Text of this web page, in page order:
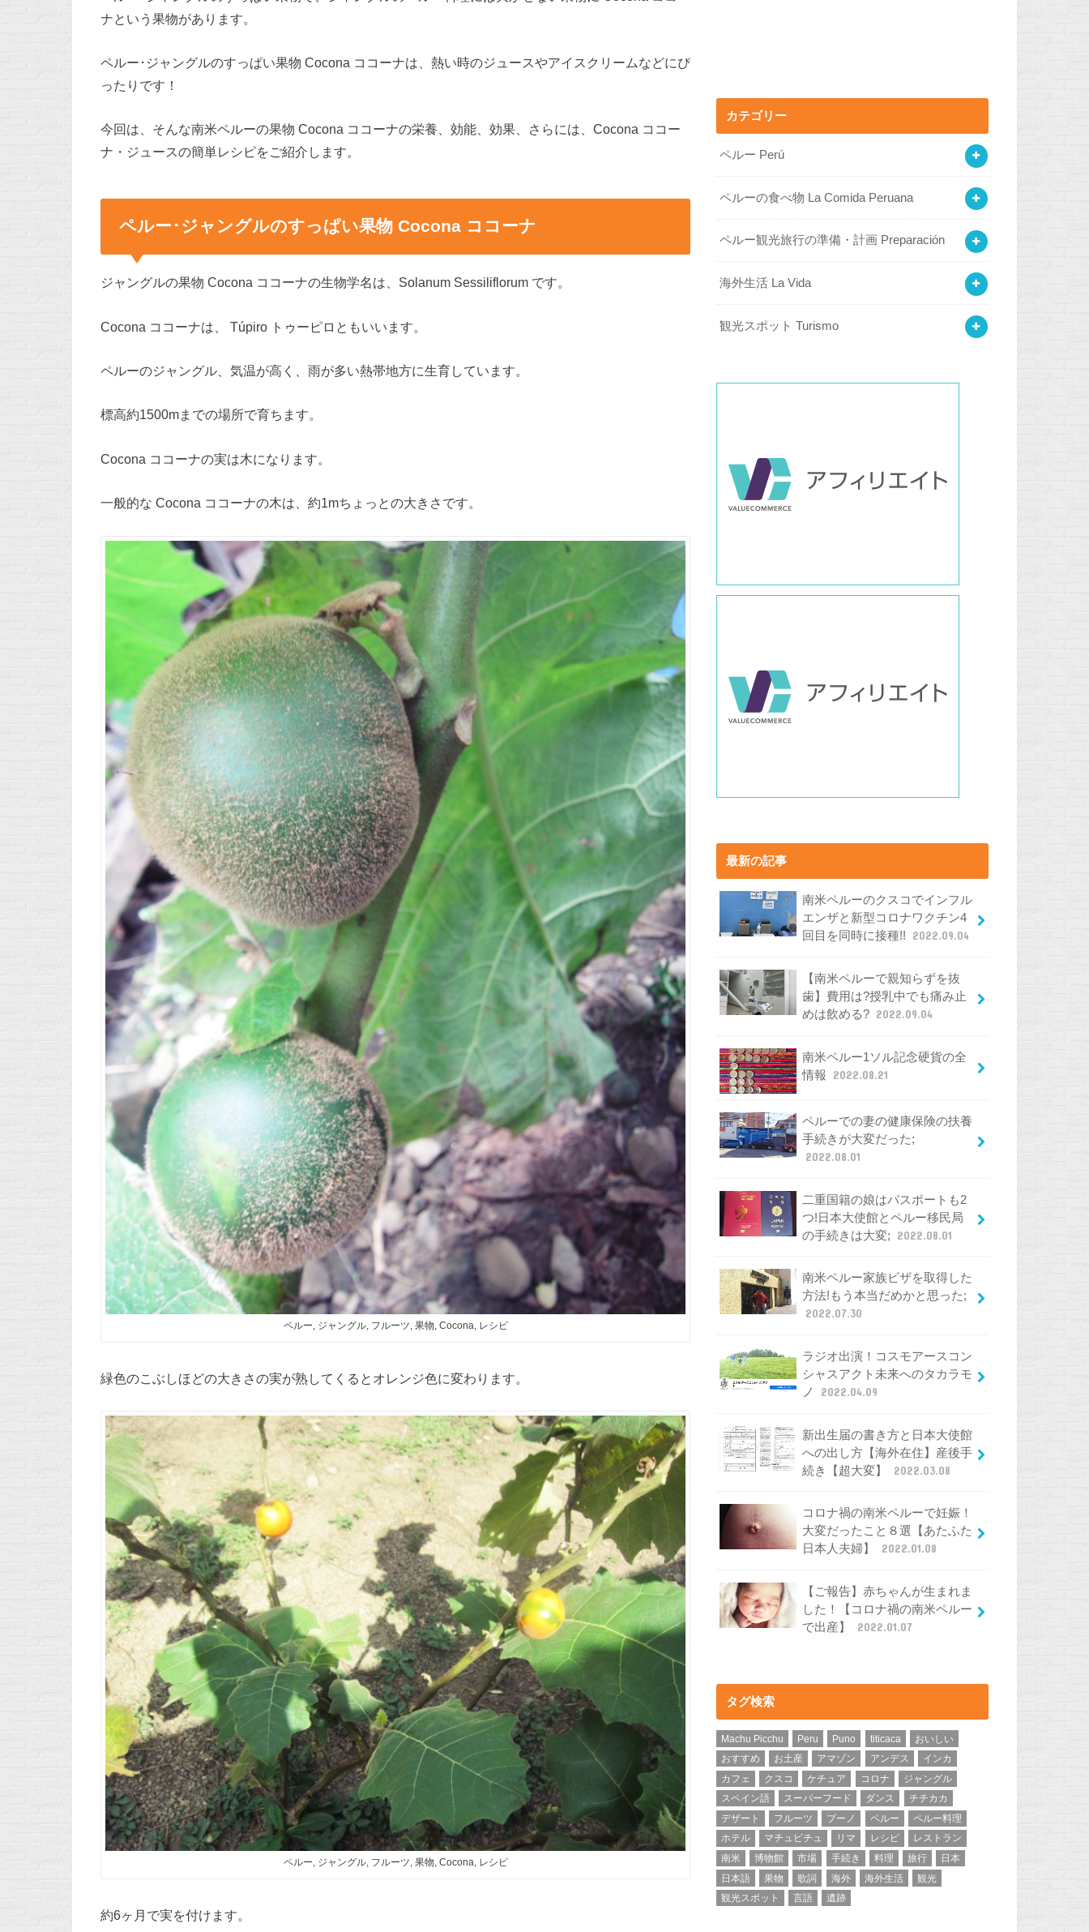
ナという果物があります。
ペルー･ジャングルのすっぱい果物 Cocona ココーナは、熱い時のジュースやアイスクリームなどにぴ
ったりです！
今回は、そんな南米ペルーの果物 Cocona ココーナの栄養、効能、効果、さらには、Cocona ココー
ナ・ジュースの簡単レシピをご紹介します。
ペルー･ジャングルのすっぱい果物 Cocona ココーナ
ジャングルの果物 Cocona ココーナの生物学名は、Solanum Sessiliflorum です。
Cocona ココーナは、 Túpiro トゥーピロともいいます。
ペルーのジャングル、気温が高く、雨が多い熱帯地方に生育しています。
標高約1500mまでの場所で育ちます。
Cocona ココーナの実は木になります。
一般的な Cocona ココーナの木は、約1mちょっとの大きさです。
ペルー, ジャングル, フルーツ, 果物, Cocona, レシピ
緑色のこぶしほどの大きさの実が熟してくるとオレンジ色に変わります。
ペルー, ジャングル, フルーツ, 果物, Cocona, レシピ
約6ヶ月で実を付けます。
カテゴリー
ペルー Perú
ペルーの食べ物 La Comida Peruana
ペルー観光旅行の準備・計画 Preparación
海外生活 La Vida
観光スポット Turismo
最新の記事
南米ペルーのクスコでインフル
エンザと新型コロナワクチン4
回目を同時に接種!!
2022.09.04
【南米ペルーで親知らずを抜
歯】費用は?授乳中でも痛み止
めは飲める? 2022.09.04
南米ペルー1ソル記念硬貨の全
情報
2022.08.21
ペルーでの妻の健康保険の扶養
手続きが大変だった;
2022.08.01
二重国籍の娘はパスポートも2
つ!日本大使館とペルー移民局
の手続きは大変;
2022.08.01
南米ペルー家族ビザを取得した
方法!もう本当だめかと思った;
2022.07.30
ラジオ出演！コスモアースコン
シャスアクト未来へのタカラモ
ノ
2022.04.09
新出生届の書き方と日本大使館
への出し方【海外在住】産後手
続き【超大変】
2022.03.08
コロナ禍の南米ペルーで妊娠！
大変だったこと８選【あたふた
日本人夫婦】
2022.01.08
【ご報告】赤ちゃんが生まれま
した！【コロナ禍の南米ペルー
で出産】
2022.01.07
タグ検索
Machu Picchu Peru Puno titicaca
おいしい
おすすめ
お土産 アマゾン アンデス
インカ
カフェ
クスコ ケチュア コロナ
ジャングル
スペイン語
スーパーフード ダンス
チチカカ
デザート
フルーツ プーノ ペルー
ペルー料理
ホテル
マチュピチュ リマ レシピ
レストラン
南米
博物館 市場 手続き 料理 旅行
日本
日本語
果物 歌詞 海外 海外生活
観光
観光スポット
言語 遺跡